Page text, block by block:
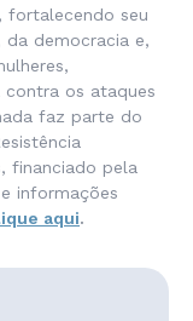
fortalecendo seu
democracia e,
contra os ataques
faz parte do
financiado pela
informações
aqui.